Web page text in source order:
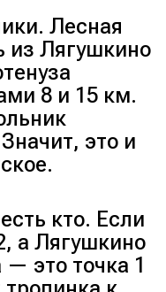
Лесная
из Лягушкино
8 и 15 км.
это и
кто. Если
а Лягушкино
это точка 1